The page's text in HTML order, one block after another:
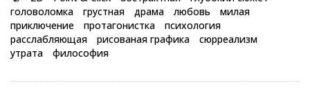
головоломка
грустная драма любовь
милая
приключение
протагонистка
психология
расслабляющая
рисованая графика
сюрреализм
утрата
философия